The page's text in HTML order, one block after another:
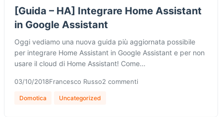
[Guida – HA] Integrare Home Assistant
in Google Assistant
Oggi vediamo una nuova guida più aggiornata possibile
per integrare Home Assistant in Google Assistant e per non
usare il cloud di Home Assistant! Come…
03/10/2018Francesco Russo2 commenti
Domotica Uncategorized